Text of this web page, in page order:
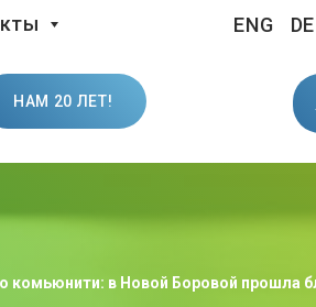
ENG
НАМ 20 ЛЕТ!
в Новой Боровой прошла